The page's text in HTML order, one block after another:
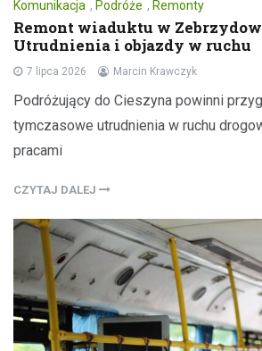
Komunikacja , Podróże , Remonty
Remont wiaduktu w
Utrudnienia i objazdy w ruchu
7 lipca 2026 Marcin Krawczyk
Podróżujący do Cieszyna powinni
tymczasowe utrudnienia w ruchu
pracami
CZYTAJ DALEJ